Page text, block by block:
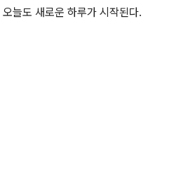
오늘도 새로운 하루가 시작된다.